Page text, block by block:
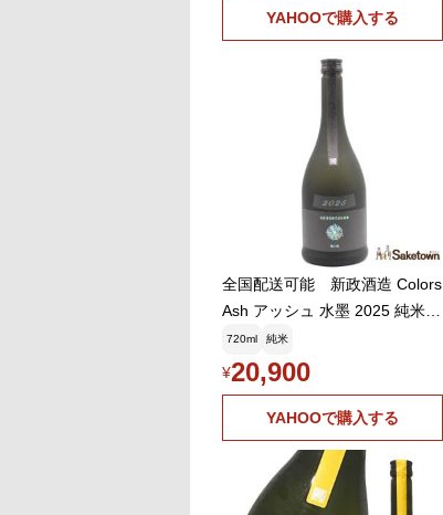
YAHOOで購入する
全国配送可能 新政酒造 Colors
Ash アッシュ 水墨 2025 純米酒
日本酒 12% 720ml 箱無し(2026
年4月製造・2026年7月出荷)
720ml 純米
¥20,900
YAHOOで購入する